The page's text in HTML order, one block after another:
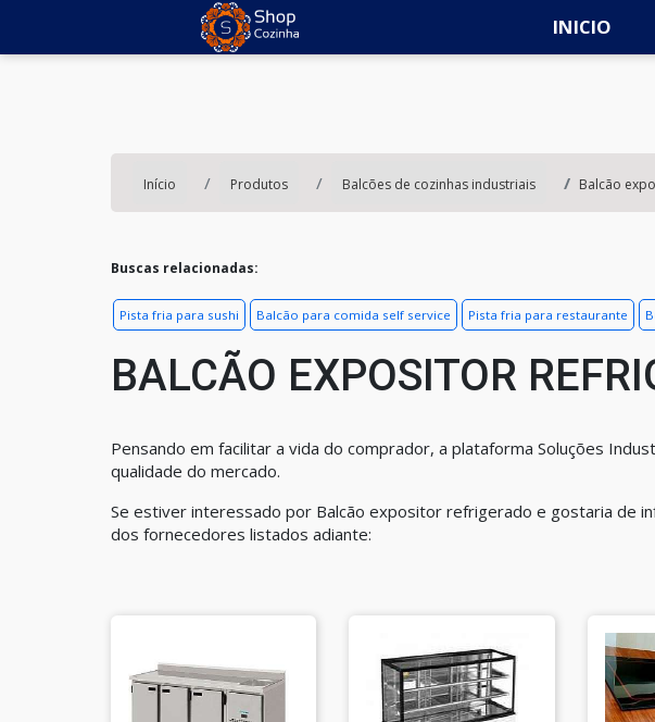
INICIO
Início Produtos Balcões de cozinhas industriais Balcão
Buscas relacionadas:
Pista fria para sushi Balcão para comida self service Pista fria para restaurante
BALCÃO EXPOSITOR
Pensando em facilitar a vida do comprador, a plataforma Soluções
qualidade do mercado.
Se estiver interessado por Balcão expositor refrigerado e gostaria de
dos fornecedores listados adiante: